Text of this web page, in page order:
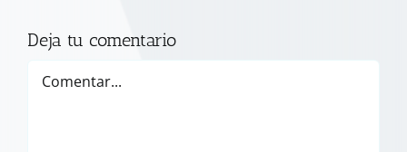
Deja tu comentario